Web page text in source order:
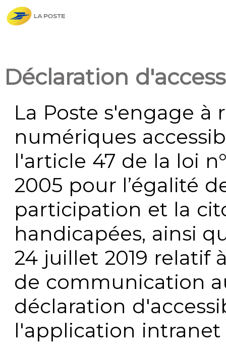
Déclaration
La Poste s'engage à
numériques
l'article 47 de la loi
2005 pour l’égalité
participation et la
handicapées, ainsi
24 juillet 2019 relatif
de communication
déclaration
l'application